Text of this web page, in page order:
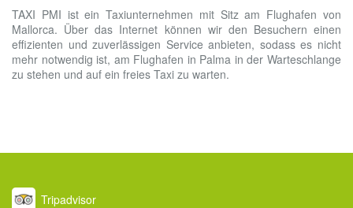
TAXI PMI ist ein Taxiunternehmen mit Sitz am Flughafen von
Mallorca. Über das Internet können wir den Besuchern einen
effizienten und zuverlässigen Service anbieten, sodass es nicht
mehr notwendig ist, am Flughafen in Palma in der Warteschlange
zu stehen und auf ein freies Taxi zu warten.
Tripadvisor